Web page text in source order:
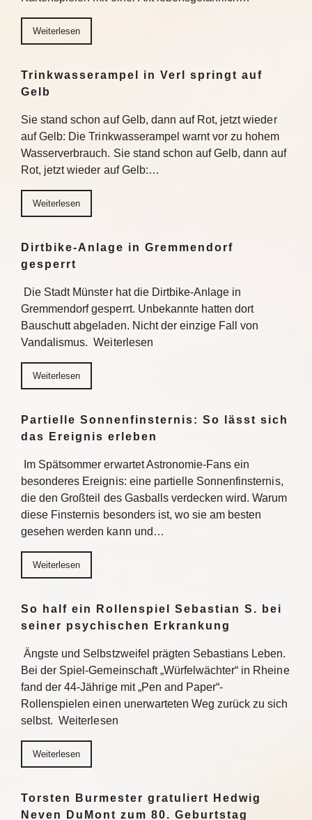
Weiterlesen
Trinkwasserampel in Verl springt auf
Gelb
Sie stand schon auf Gelb, dann auf Rot, jetzt wieder
auf Gelb: Die Trinkwasserampel warnt vor zu hohem
Wasserverbrauch. Sie stand schon auf Gelb, dann auf
Rot, jetzt wieder auf Gelb:…
Weiterlesen
Dirtbike-Anlage in Gremmendorf
gesperrt
Die Stadt Münster hat die Dirtbike-Anlage in
Gremmendorf gesperrt. Unbekannte hatten dort
Bauschutt abgeladen. Nicht der einzige Fall von
Vandalismus. Weiterlesen
Weiterlesen
Partielle Sonnenfinsternis: So lässt sich
das Ereignis erleben
Im Spätsommer erwartet Astronomie-Fans ein
besonderes Ereignis: eine partielle Sonnenfinsternis,
die den Großteil des Gasballs verdecken wird. Warum
diese Finsternis besonders ist, wo sie am besten
gesehen werden kann und…
Weiterlesen
So half ein Rollenspiel Sebastian S. bei
seiner psychischen Erkrankung
Ängste und Selbstzweifel prägten Sebastians Leben.
Bei der Spiel-Gemeinschaft „Würfelwächter“ in Rheine
fand der 44-Jährige mit „Pen and Paper“-
Rollenspielen einen unerwarteten Weg zurück zu sich
selbst. Weiterlesen
Weiterlesen
Torsten Burmester gratuliert Hedwig
Neven DuMont zum 80. Geburtstag